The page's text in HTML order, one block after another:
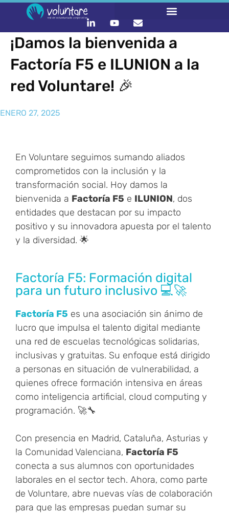
¡Damos la bienvenida a
Factoría F5 e ILUNION a la
red Voluntare! 🎉
ENERO 27, 2025
En Voluntare seguimos sumando aliados
comprometidos con la inclusión y la
transformación social. Hoy damos la
bienvenida a Factoría F5 e ILUNION, dos
entidades que destacan por su impacto
positivo y su innovadora apuesta por el talento
y la diversidad. 🌟
Factoría F5: Formación digital
para un futuro inclusivo 💻🚀
Factoría F5 es una asociación sin ánimo de
lucro que impulsa el talento digital mediante
una red de escuelas tecnológicas solidarias,
inclusivas y gratuitas. Su enfoque está dirigido
a personas en situación de vulnerabilidad, a
quienes ofrece formación intensiva en áreas
como inteligencia artificial, cloud computing y
programación. 🚀🔧
Con presencia en Madrid, Cataluña, Asturias y
la Comunidad Valenciana, Factoría F5
conecta a sus alumnos con oportunidades
laborales en el sector tech. Ahora, como parte
de Voluntare, abre nuevas vías de colaboración
para que las empresas puedan sumar su